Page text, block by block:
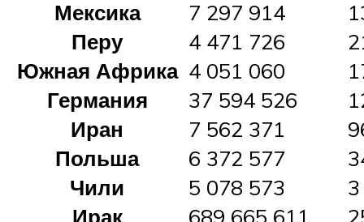
Мексика
7 297 914
Перу
4 471 726
Южная Африка 4 051 060
Германия
37 594 526
Иран
7 562 371
Польша
6 372 577
Чили
5 078 573
Ирак
689 665 611